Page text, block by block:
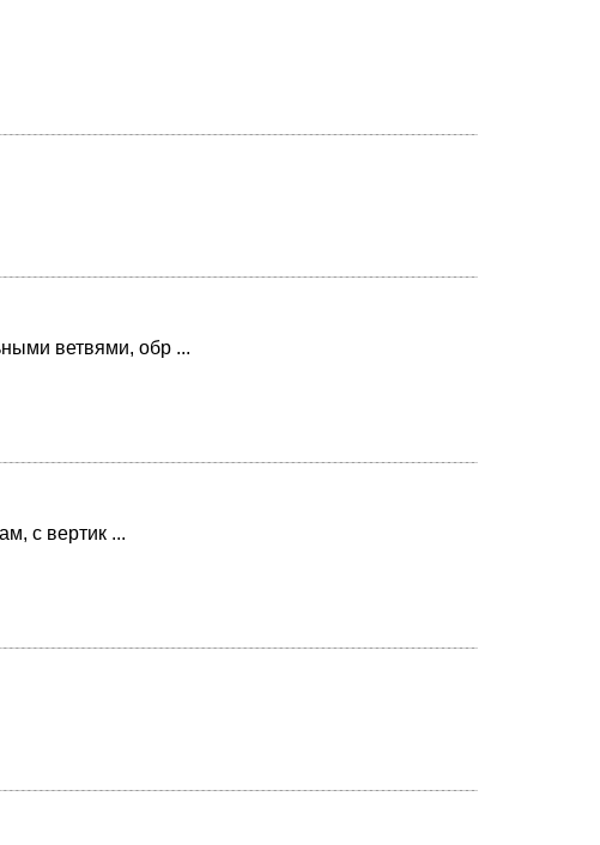
ветвями, обр ...
с вертик ...